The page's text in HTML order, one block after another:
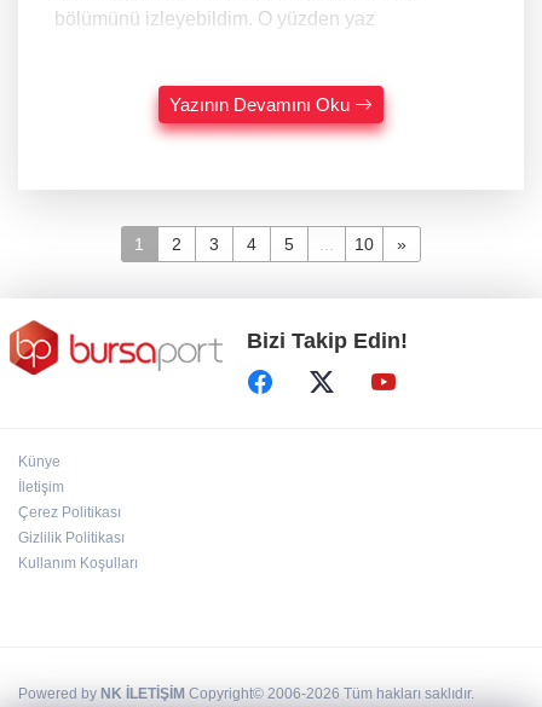
bölümünü izleyebildim. O yüzden yaz
Yazının Devamını Oku
1 2 3 4 5 ... 10 »
Bizi Takip Edin!
Künye
İletişim
Çerez Politikası
Gizlilik Politikası
Kullanım Koşulları
Powered by NK İLETİŞİM Copyright© 2006-2026 Tüm hakları saklıdır.